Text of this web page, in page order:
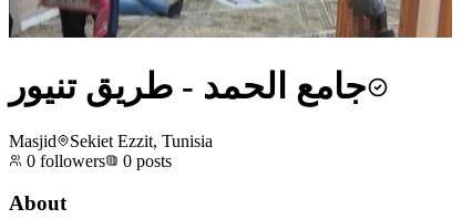
جامع الحمد - طريق تنيور
Masjid
Sekiet Ezzit, Tunisia
0 followers 0 posts
About